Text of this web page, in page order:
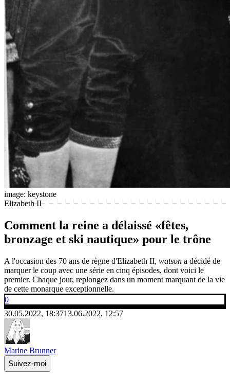
image: keystone
Elizabeth II
Comment la reine a délaissé «fêtes,
bronzage et ski nautique» pour le trône
A l'occasion des 70 ans de règne d'Elizabeth II, watson a décidé de
marquer le coup avec une série en cinq épisodes, dont voici le
premier. Chaque jour, replongez dans un moment marquant de la vie
de cette monarque exceptionnelle.
0
30.05.2022, 18:3713.06.2022, 12:57
Marine Brunner
Suivez-moi